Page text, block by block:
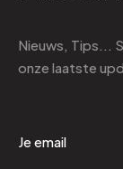
Nieuws, Tips...
onze laatste